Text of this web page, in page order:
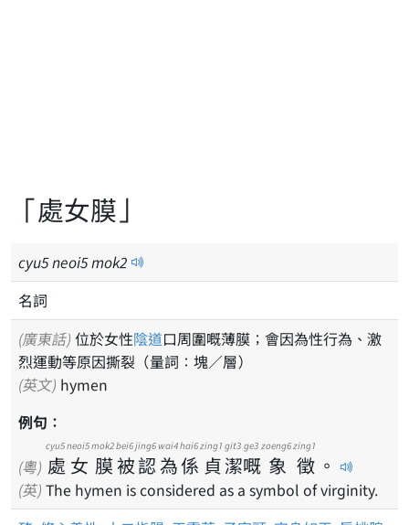
「處女膜」
cyu5neoi5mok2
名詞
(廣東話) 位於女性陰道口周圍嘅薄膜；會因為性行為、激
烈運動等原因撕裂（量詞：塊／層）
(英文) hymen
例句：
(粵) 處
cyu5
女
neoi5
膜
mok2
被
bei6
認
jing6
為
wai4
係
hai6
貞
zing1
潔
git3
嘅
ge3
象
zoeng6
徵
zing1
。
(英) The hymen is considered as a symbol of virginity.